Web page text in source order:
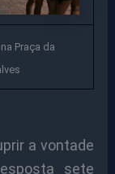
Praça da
a vontade
sete